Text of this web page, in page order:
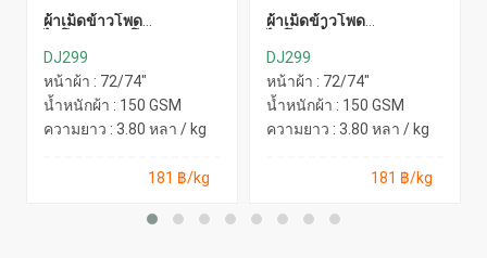
ผ้าเม็ดข้าวโพด
DJ299
หน้าผ้า : 72/74"
น้ำหนักผ้า : 150 GSM
ความยาว : 3.80 หลา / kg
181 ฿/kg
ผ้าเม็ดข้าวโพด
DJ299
หน้าผ้า : 72/74"
น้ำหนักผ้า : 150 GSM
ความยาว : 3.80 หลา / kg
181 ฿/kg